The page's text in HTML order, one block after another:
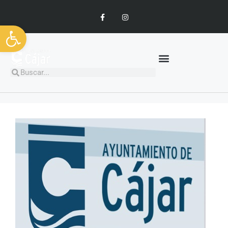
Abrir barra de herramientas